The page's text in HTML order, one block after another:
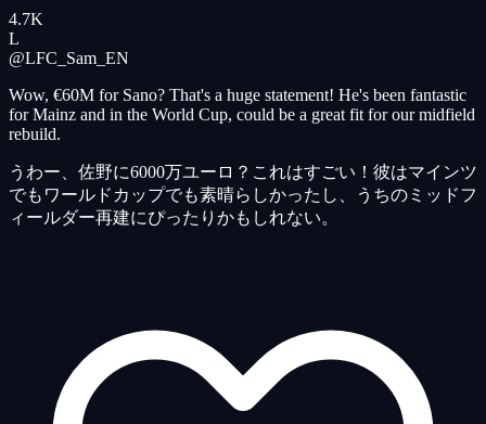
4.7K
L
@LFC_Sam_ EN
Wow, €60M for Sano? That's a huge statement! He's been fantastic
for Mainz and in the World Cup, could be a great fit for our midfield
rebuild.
うわー、佐野に6000万ユーロ？これはすごい！彼はマインツ
でもワールドカップでも素晴らしかったし、うちのミッドフ
ィールダー再建にぴったりかもしれない。